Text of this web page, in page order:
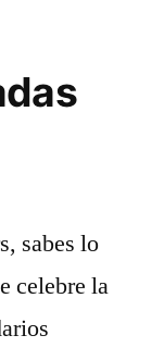
sabes lo
celebre la